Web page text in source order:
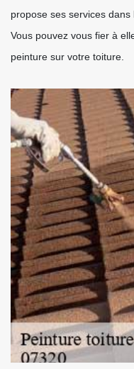
propose ses services dans
Vous pouvez vous fier à
peinture sur votre toiture.